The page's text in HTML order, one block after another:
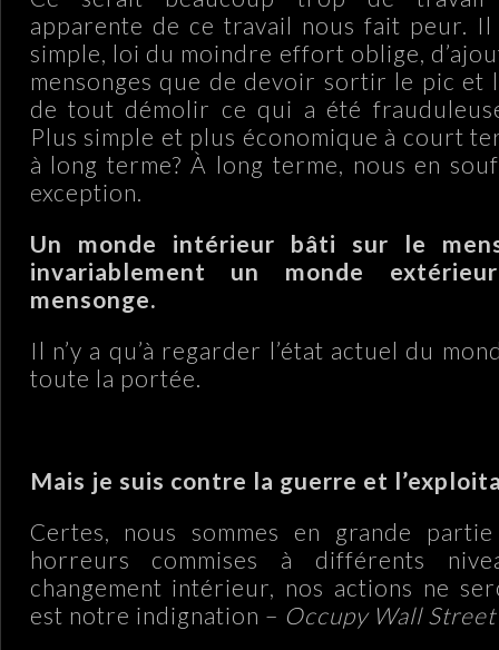
apparente de ce travail nous fait peur.
simple, loi du moindre effort oblige,
mensonges que de devoir sortir le pic et
de tout démolir ce qui a été
Plus simple et plus économique à court
à long terme? À long terme, nous en
exception.
Un monde intérieur bâti sur le
invariablement un monde
mensonge.
Il n’y a qu’à regarder l’état actuel du
toute la portée.
Mais je suis contre la guerre et
Certes, nous sommes en grande
horreurs commises à différents
changement intérieur, nos actions ne
est notre indignation – Occupy Wall Street